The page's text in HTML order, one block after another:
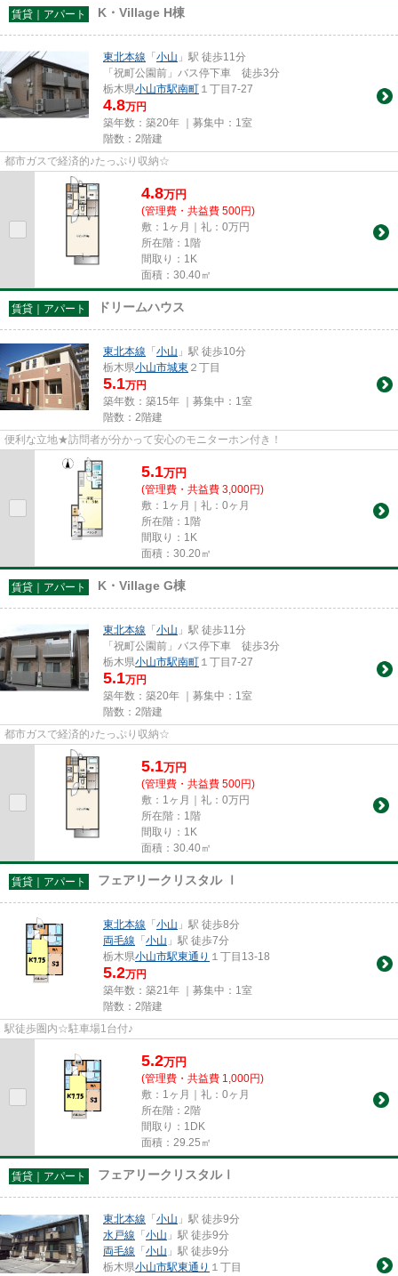
賃貸｜アパート K・Village H棟
東北本線 「小山 」駅 徒歩11分
「祝町公園前」バス停下車 徒歩3分
栃木県小山市駅南町 １丁目7-27
4.8万円
築年数：築20年 ｜募集中： 1室
階数：2階建
都市ガスで経済的♪たっぷり収納☆
4.8万円
(管理費・共益費 500円)
敷：1ヶ月｜礼：0万円
所在階：1階
間取り：1K
面積：30.40㎡
賃貸｜アパート ドリームハウス
東北本線 「小山 」駅 徒歩10分
栃木県小山市城東 ２丁目
5.1万円
築年数：築15年 ｜募集中： 1室
階数：2階建
便利な立地★訪問者が分かって安心のモニターホン付き！
5.1万円
(管理費・共益費 3,000円)
敷：1ヶ月｜礼：0ヶ月
所在階：1階
間取り：1K
面積：30.20㎡
賃貸｜アパート K・Village G棟
東北本線 「小山 」駅 徒歩11分
「祝町公園前」バス停下車 徒歩3分
栃木県小山市駅南町 １丁目7-27
5.1万円
築年数：築20年 ｜募集中： 1室
階数：2階建
都市ガスで経済的♪たっぷり収納☆
5.1万円
(管理費・共益費 500円)
敷：1ヶ月｜礼：0万円
所在階：1階
間取り：1K
面積：30.40㎡
賃貸｜アパート フェアリークリスタル Ⅰ
東北本線 「小山 」駅 徒歩8分
両毛線 「小山 」駅 徒歩7分
栃木県小山市駅東通り １丁目13-18
5.2万円
築年数：築21年 ｜募集中： 1室
階数：2階建
駅徒歩圏内☆駐車場1台付♪
5.2万円
(管理費・共益費 1,000円)
敷：1ヶ月｜礼：0ヶ月
所在階：2階
間取り：1DK
面積：29.25㎡
賃貸｜アパート フェアリークリスタルⅠ
東北本線 「小山 」駅 徒歩9分
水戸線 「小山 」駅 徒歩9分
両毛線 「小山 」駅 徒歩9分
栃木県小山市駅東通り １丁目